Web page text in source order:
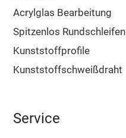
Acrylglas Bearbeitung
Spitzenlos Rundschleifen
Kunststoffprofile
Kunststoffschweißdraht
Service